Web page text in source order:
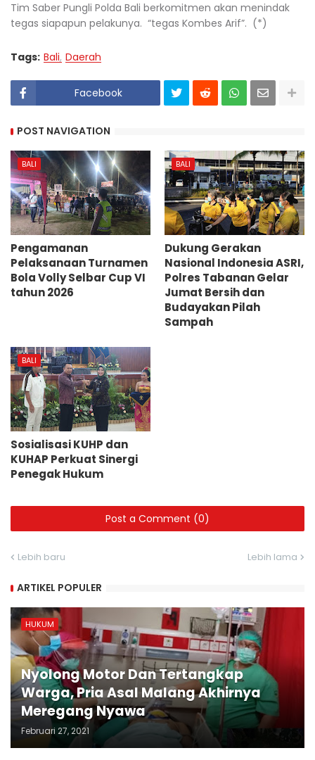
Tim Saber Pungli Polda Bali berkomitmen akan menindak
tegas siapapun pelakunya. “tegas Kombes Arif”. (*)
Tags: Bali Daerah
Facebook
POST NAVIGATION
BALI
Pengamanan
Pelaksanaan Turnamen
Bola Volly Selbar Cup VI
tahun 2026
BALI
Dukung Gerakan
Nasional Indonesia ASRI,
Polres Tabanan Gelar
Jumat Bersih dan
Budayakan Pilah
Sampah
BALI
Sosialisasi KUHP dan
KUHAP Perkuat Sinergi
Penegak Hukum
Post a Comment (0)
Lebih baru Lebih lama
ARTIKEL POPULER
HUKUM
Nyolong Motor Dan Tertangkap
Warga, Pria Asal Malang Akhirnya
Meregang Nyawa
Februari 27, 2021